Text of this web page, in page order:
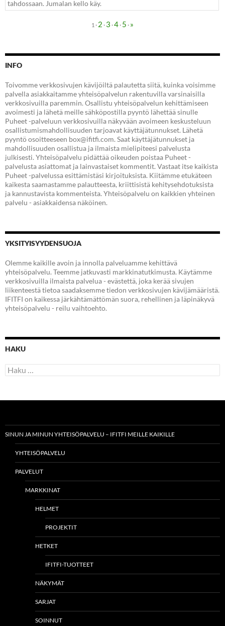
tahdossaan. Jumalan kello käy.
1 · 2 · 3 ·4 · 5 · »
INFO
Toivomme verkkosivujen kävijöiltä palautetta siitä, kuinka voisimme
palvella asiakkaitamme yhteisöpalvelun rakentuvilla varsinaisilla
verkkosivuilla paremmin. Osallistu yhteisöpalvelun kehittämiseen
avoimesti ja lähetä meille sähköpostilla pyyntö lähettää sinulle
Puheet -palveluun verkkosivuilla näkyvään avoimeen keskusteluun
osallistumismahdollisuuden tarjoavat käyttäjätunnukset. Lähetä
pyyntö osoitteeseen box@ifitfi.com. Saat käyttäjätunnukset ja
mahdollisuuden osallistua ja ilmaista mielipiteesi palvelusta
julkisesti. Yhteisöpalvelu pidättää oikeuden poistaa Puheet -
palvelusta asiattomat ja lainvastaiset kommentit. Vastaat itse kaikista
Puheet -palvelussa esittämistäsi kirjoituksista. Kiitämme etukäteen
kaikesta saamastamme palautteesta, kriittisistä kehitysehdotuksista
ja kannustavista kommenteista. Yhteisöpalvelu on kaikkien yhteinen
palvelu - asiakkaidensa näköinen.
YKSITYISYYDENSUOJA
Olemme kaikille avoin ja innolla palveluamme kehittävä
yhteisöpalvelu. Teemme jatkuvasti markkinatutkimusta. Käytämme
verkkosivuilla ilmaista palvelua - evästettä, joka kerää sivujen
liikenteestä tietoa saadaksemme tiedon verkkosivujen kävijämääristä.
IFITFI on kaikessa järkähtämättömän suora, rehellinen ja läpinäkyvä
yhteisöpalvelu - reilu vaihtoehto.
HAKU
Haku:
SINUN JA MINUN YHTEISÖPALVELU – IFITFI MEILLE KAIKILLE
YHTEISÖPALVELU
PALVELUT
MARKKINAT
HELMET
PROJEKTIT
HETKET
IFITFI-TUOTTEET
NÄKYMÄT
SARJAT
SOINNUT